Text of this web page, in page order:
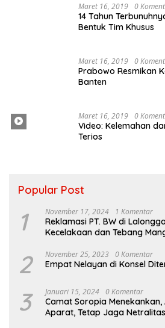
Maret 16, 2019 0
14 Tahun
Bentuk Tim Khusus
Maret 16, 2019 0
Prabowo Resmikan
Banten
Maret 16, 2019 0
Video: Kelemahan
Terios
Popular Post
1 November 17, 2024 1 Komentar
Reklamasi PT. BW di
Kecelakaan dan Tebang
2 November 25, 2023 0 Komentar
Empat Nelayan di Konsel
3 Januari 15, 2024 0 Komentar
Camat Soropia Menekankan,
Aparat, Tetap Jaga